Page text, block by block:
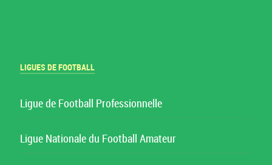
LIGUES DE FOOTBALL
Ligue de Football Professionnelle
Ligue Nationale du Football Amateur